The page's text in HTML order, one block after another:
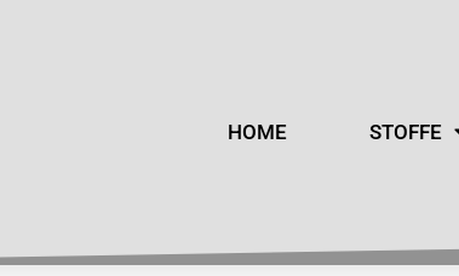
HOME STOFFE